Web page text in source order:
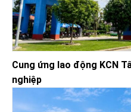
Cung ứng lao động KCN
nghiệp